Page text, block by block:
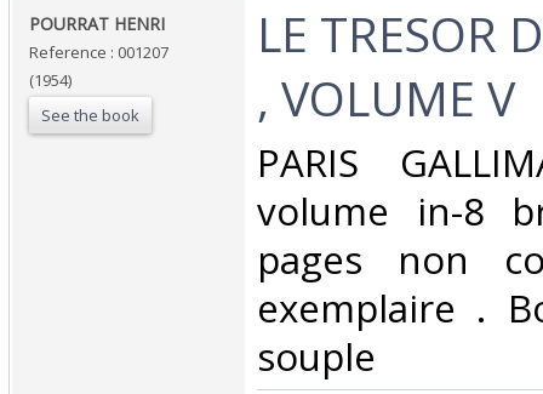
‎POURRAT HENRI‎
Reference : 001207
(1954)
See the book
‎LE TRESOR
, VOLUME V‎
‎PARIS
volume in-8
pages non
exemplaire .
souple ‎